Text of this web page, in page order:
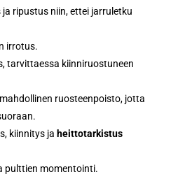
ripustus niin, ettei jarruletku
irrotus.
tarvittaessa kiinniruostuneen
ruosteenpoisto, jotta
kiinnitys ja heittotarkistus
pulttien momentointi.